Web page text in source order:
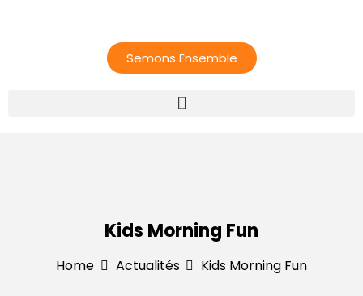
Semons Ensemble
Kids Morning Fun
Home Actualités Kids Morning Fun